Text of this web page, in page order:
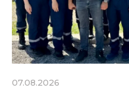
07.08.2026